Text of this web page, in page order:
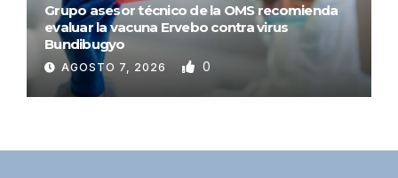
Grupo asesor técnico de la OMS recomienda
evaluar la vacuna Ervebo contra virus
Bundibugyo
AGOSTO 7, 2026 0